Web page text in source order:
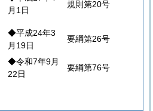
月1日
規則第20号
◆平成24年3
月19日
要綱第26号
◆令和7年9月
22日
要綱第76号